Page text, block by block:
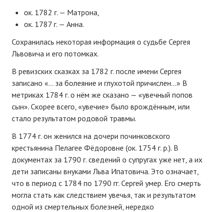
ок. 1782 г. — Матрона,
ок. 1787 г. — Анна.
Сохранилась некоторая информация о судьбе Сергея
Львовича и его потомках.
В ревизских сказках за 1782 г. после имени Сергея
записано «… за болеяние и глухотой причислен…» В
метриках 1784 г. о нём же сказано — «увечный попов
сын». Скорее всего, «увечие» было врождённым, или
стало результатом родовой травмы.
В 1774 г. он женился на дочери починковского
крестьянина Пелагее Фёдоровне (ок. 1754 г. р.). В
документах за 1790 г. сведений о супругах уже нет, а их
дети записаны внуками Льва Ипатовича. Это означает,
что в период с 1784 по 1790 гг. Сергей умер. Его смерть
могла стать как следствием увечья, так и результатом
одной из смертельных болезней, нередко